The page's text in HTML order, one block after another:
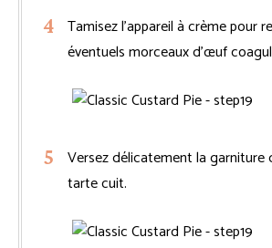
Tamisez l’appareil à crème pour
éventuels morceaux d’œuf
Versez délicatement la garniture
tarte cuit.